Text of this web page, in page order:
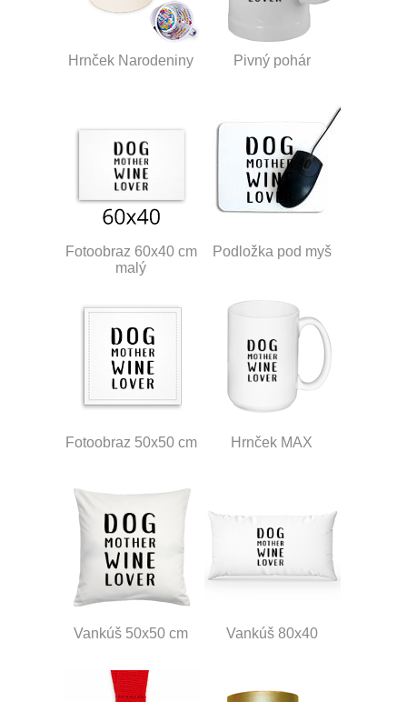
Hrnček Narodeniny Pivný pohár
Fotoobraz 60x40 cm
malý
Podložka pod myš
Fotoobraz 50x50 cm Hrnček MAX
Vankúš 50x50 cm Vankúš 80x40